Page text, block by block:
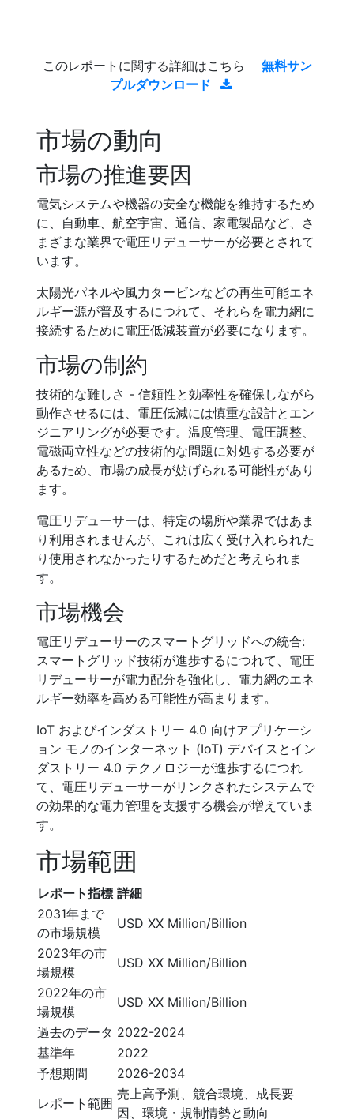
このレポートに関する詳細はこちら
無料サン
プルダウンロード
市場の動向
市場の推進要因
電気システムや機器の安全な機能を維持するため
に、自動車、航空宇宙、通信、家電製品など、さ
まざまな業界で電圧リデューサーが必要とされて
います。
太陽光パネルや風力タービンなどの再生可能エネ
ルギー源が普及するにつれて、それらを電力網に
接続するために電圧低減装置が必要になります。
市場の制約
技術的な難しさ - 信頼性と効率性を確保しながら
動作させるには、電圧低減には慎重な設計とエン
ジニアリングが必要です。温度管理、電圧調整、
電磁両立性などの技術的な問題に対処する必要が
あるため、市場の成長が妨げられる可能性があり
ます。
電圧リデューサーは、特定の場所や業界ではあま
り利用されませんが、これは広く受け入れられた
り使用されなかったりするためだと考えられま
す。
市場機会
電圧リデューサーのスマートグリッドへの統合:
スマートグリッド技術が進歩するにつれて、電圧
リデューサーが電力配分を強化し、電力網のエネ
ルギー効率を高める可能性が高まります。
IoT およびインダストリー 4.0 向けアプリケーシ
ョン モノのインターネット (IoT) デバイスとイン
ダストリー 4.0 テクノロジーが進歩するにつれ
て、電圧リデューサーがリンクされたシステムで
の効果的な電力管理を支援する機会が増えていま
す。
市場範囲
レポート指標 詳細
2031年まで
の市場規模
USD XX Million/Billion
2023年の市
場規模
USD XX Million/Billion
2022年の市
場規模
USD XX Million/Billion
過去のデータ 2022-2024
基準年
2022
予想期間
2026-2034
レポート範囲
売上高予測、競合環境、成長要
因、環境・規制情勢と動向